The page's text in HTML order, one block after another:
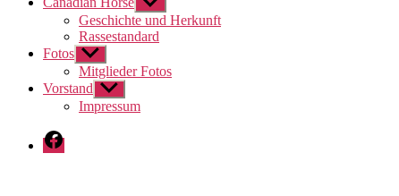
anzeigen
Geschichte und Herkunft
Rassestandard
Fotos Untermenü
anzeigen
Mitglieder Fotos
Vorstand Untermenü
anzeigen
Impressum
Canadian
Horse